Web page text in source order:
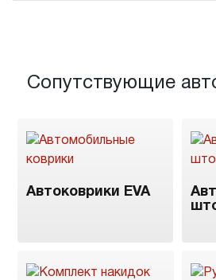
Сопутствующие
Автоковрики EVA